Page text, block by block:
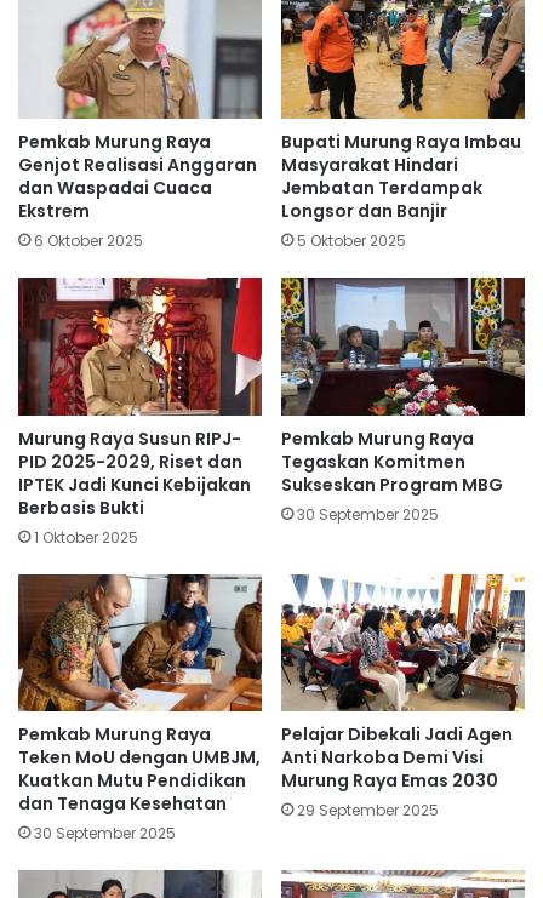
Pemkab Murung Raya
Genjot Realisasi Anggaran
dan Waspadai Cuaca
Ekstrem
6 Oktober 2025
Bupati Murung Raya Imbau
Masyarakat Hindari
Jembatan Terdampak
Longsor dan Banjir
5 Oktober 2025
Murung Raya Susun RIPJ-
PID 2025-2029, Riset dan
IPTEK Jadi Kunci Kebijakan
Berbasis Bukti
1 Oktober 2025
Pemkab Murung Raya
Tegaskan Komitmen
Sukseskan Program MBG
30 September 2025
Pemkab Murung Raya
Teken MoU dengan UMBJM,
Kuatkan Mutu Pendidikan
dan Tenaga Kesehatan
30 September 2025
Pelajar Dibekali Jadi Agen
Anti Narkoba Demi Visi
Murung Raya Emas 2030
29 September 2025